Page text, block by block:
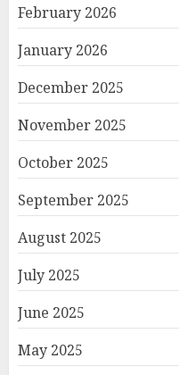
February 2026
January 2026
December 2025
November 2025
October 2025
September 2025
August 2025
July 2025
June 2025
May 2025